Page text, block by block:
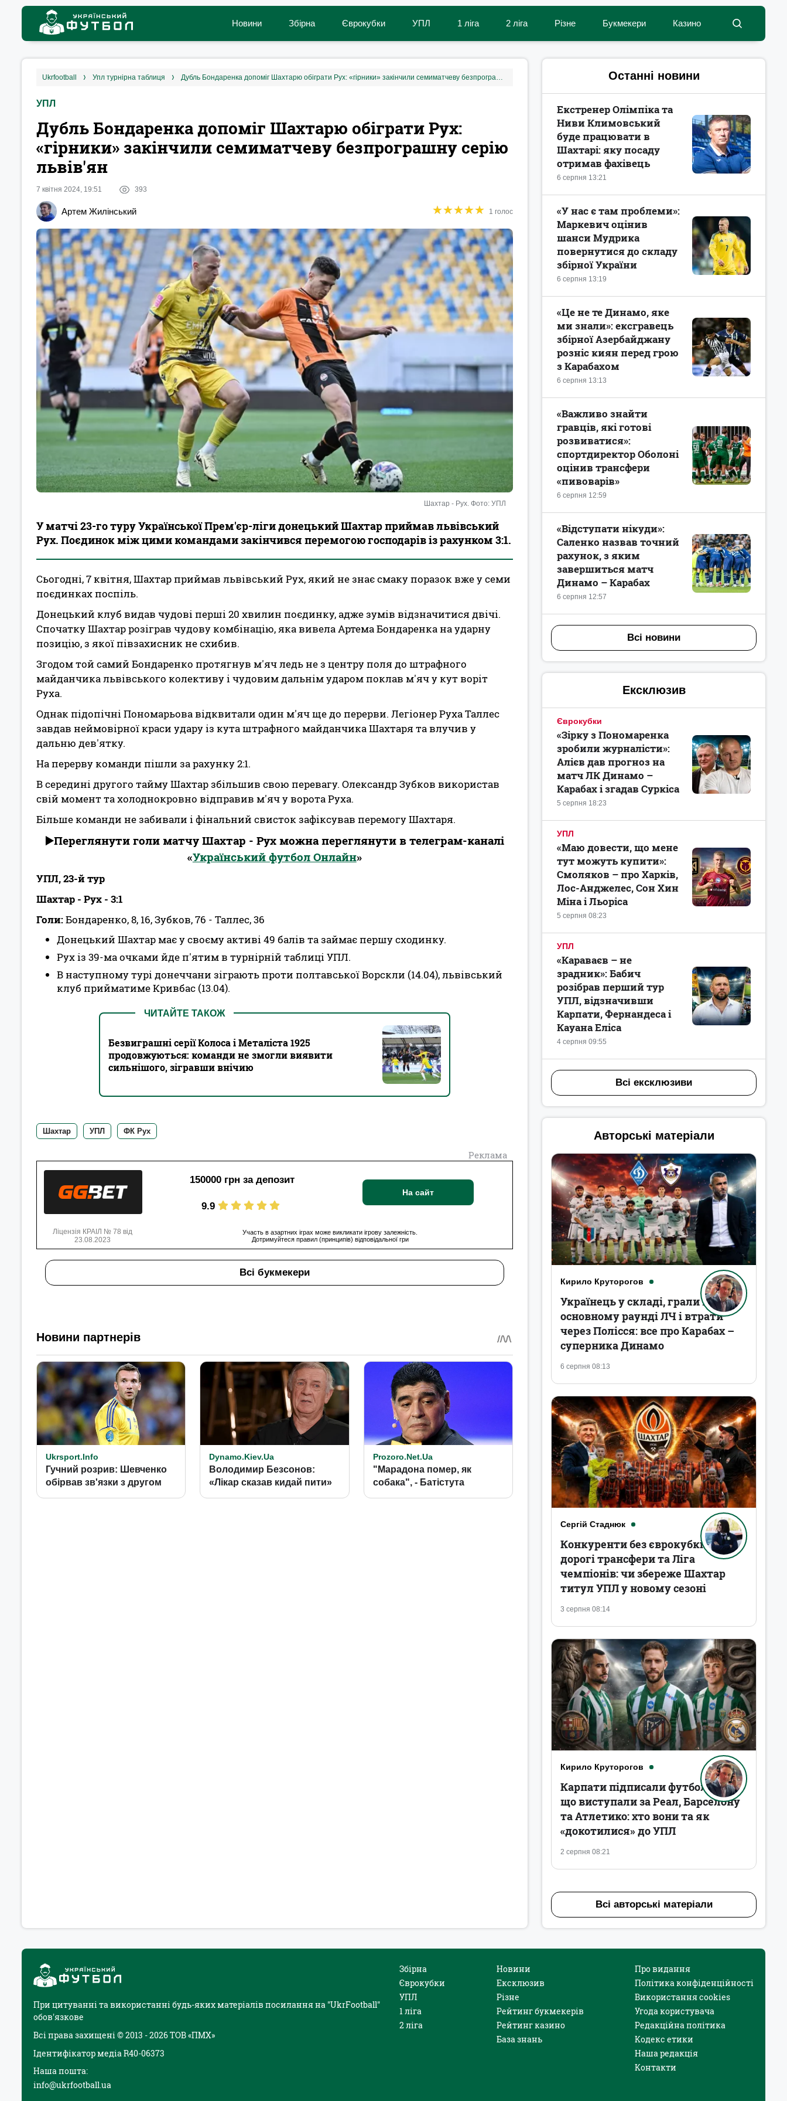
Новини Збірна Єврокубки УПЛ 1 ліга 2 ліга Різне Букмекери Казино
ukrfootball упл турнірна таблиця Дубль Бондаренка допоміг Шахтарю обіграти Рух: «гірники» закінчили семиматчеву безпрограшну серію львів'ян
УПЛ
Дубль Бондаренка допоміг Шахтарю обіграти Рух:
«гірники» закінчили семиматчеву безпрограшну серію
львів'ян
7 квітня 2024, 19:51 393
Артем Жилінський ★★★★★
★★★★★ 1 голос
Шахтар - Рух. Фото: УПЛ
У матчі 23-го туру Української Прем'єр-ліги донецький Шахтар приймав львівський
Рух. Поєдинок між цими командами закінчився перемогою господарів із рахунком 3:1.
Сьогодні, 7 квітня, Шахтар приймав львівський Рух, який не знає смаку поразок вже у семи
поєдинках поспіль.
Донецький клуб видав чудові перші 20 хвилин поєдинку, адже зумів відзначитися двічі.
Спочатку Шахтар розіграв чудову комбінацію, яка вивела Артема Бондаренка на ударну
позицію, з якої півзахисник не схибив.
Згодом той самий Бондаренко протягнув м'яч ледь не з центру поля до штрафного
майданчика львівського колективу і чудовим дальнім ударом поклав м'яч у кут воріт
Руха.
Однак підопічні Пономарьова відквитали один м'яч ще до перерви. Легіонер Руха Таллес
завдав неймовірної краси удару із кута штрафного майданчика Шахтаря та влучив у
дальню дев'ятку.
На перерву команди пішли за рахунку 2:1.
В середині другого тайму Шахтар збільшив свою перевагу. Олександр Зубков використав
свій момент та холоднокровно відправив м'яч у ворота Руха.
Більше команди не забивали і фінальний свисток зафіксував перемогу Шахтаря.
▶️Переглянути голи матчу Шахтар - Рух можна переглянути в телеграм-каналі
«Український футбол Онлайн»
УПЛ, 23-й тур
Шахтар - Рух - 3:1
Голи:Бондаренко, 8, 16, Зубков, 76 - Таллес, 36
Донецький Шахтар має у своєму активі 49 балів та займає першу сходинку.
Рух із 39-ма очками йде п'ятим в турнірній таблиці УПЛ.
В наступному турі донеччани зіграють проти полтавської Ворскли (14.04), львівський
клуб прийматиме Кривбас (13.04).
ЧИТАЙТЕ ТАКОЖ
Безвиграшні серії Колоса і Металіста 1925
продовжуються: команди не змогли виявити
сильнішого, зігравши внічию
Шахтар УПЛ ФК Рух
Реклама
150000 грн за депозит
9.9
На сайт
Ліцензія КРАІЛ № 78 від
23.08.2023
Участь в азартних іграх може викликати ігрову залежність.
Дотримуйтеся правил (принципів) відповідальної гри
Всі букмекери
Останні новини
6 серпня 13:21
Екстренер Олімпіка та
Ниви Климовський
буде працювати в
Шахтарі: яку посаду
отримав фахівець
6 серпня 13:19
«У нас є там проблеми»:
Маркевич оцінив
шанси Мудрика
повернутися до складу
збірної України
6 серпня 13:13
«Це не те Динамо, яке
ми знали»: ексгравець
збірної Азербайджану
розніс киян перед грою
з Карабахом
6 серпня 12:59
«Важливо знайти
гравців, які готові
розвиватися»:
спортдиректор Оболоні
оцінив трансфери
«пивоварів»
6 серпня 12:57
«Відступати нікуди»:
Саленко назвав точний
рахунок, з яким
завершиться матч
Динамо – Карабах
Всі новини
Ексклюзив
Єврокубки
5 серпня 18:23
«Зірку з Пономаренка
зробили журналісти»:
Алієв дав прогноз на
матч ЛК Динамо –
Карабах і згадав Суркіса
УПЛ
5 серпня 08:23
«Маю довести, що мене
тут можуть купити»:
Смоляков – про Харків,
Лос-Анджелес, Сон Хин
Міна і Льоріса
УПЛ
4 серпня 09:55
«Караваєв – не
зрадник»: Бабич
розібрав перший тур
УПЛ, відзначивши
Карпати, Фернандеса і
Кауана Еліса
Всі ексклюзиви
Авторські матеріали
Кирило Круторогов
6 серпня 08:13
Українець у складі, грали в
основному раунді ЛЧ і втрати
через Полісся: все про Карабах –
суперника Динамо
Сергій Стаднюк
3 серпня 08:14
Конкуренти без єврокубків,
дорогі трансфери та Ліга
чемпіонів: чи збереже Шахтар
титул УПЛ у новому сезоні
Кирило Круторогов
2 серпня 08:21
Карпати підписали футболістів,
що виступали за Реал, Барселону
та Атлетико: хто вони та як
«докотилися» до УПЛ
Всі авторські матеріали
При цитуванні та використанні будь-яких матеріалів посилання на "UkrFootball"
обов'язкове
Всі права захищені © 2013 - 2026 ТОВ «ПМХ»
Ідентифікатор медіа R40-06373
Наша пошта:
info@ukrfootball.ua
Збірна
Єврокубки
УПЛ
1 ліга
2 ліга
Новини
Ексклюзив
Різне
Рейтинг букмекерів
Рейтинг казино
База знань
Про видання
Політика конфіденційності
Використання cookies
Угода користувача
Редакційна політика
Кодекс етики
Наша редакція
Контакти